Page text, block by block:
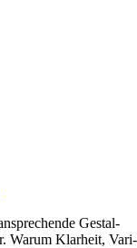
Ge­stal­
War­um Klar­heit, Va­ri­